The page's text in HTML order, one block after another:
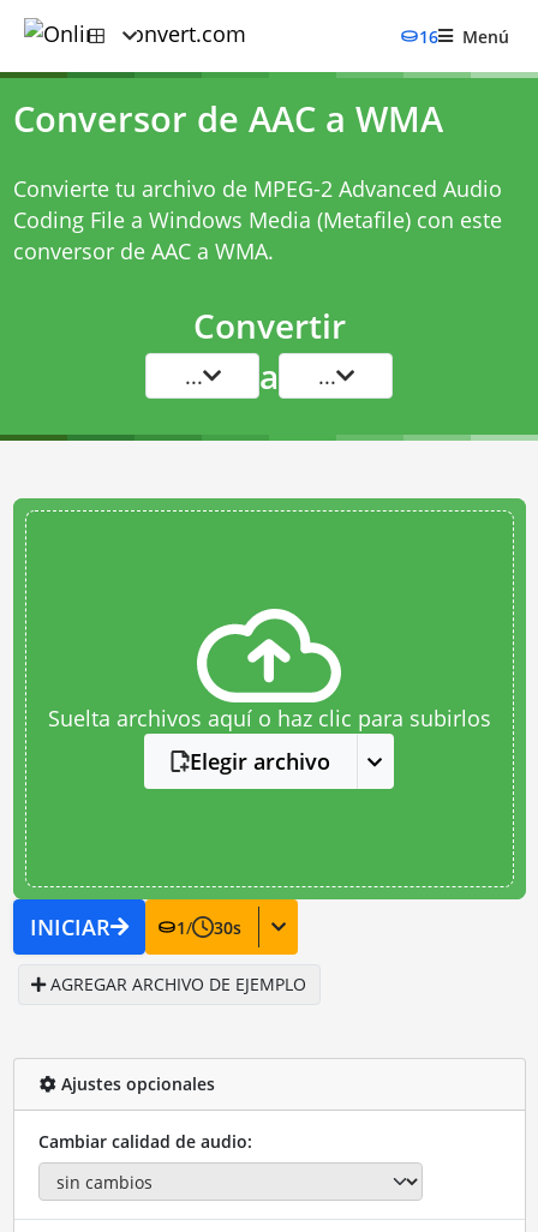
16 Menú
Conversor de AAC a WMA
Convierte tu archivo de MPEG-2 Advanced Audio
Coding File a Windows Media (Metafile) con este
conversor de AAC a WMA.
Convertir
... a ...
Suelta archivos aquí o haz clic para subirlos
Elegir archivo
INICIAR 1/ 30s
AGREGAR ARCHIVO DE EJEMPLO
Ajustes opcionales
Cambiar calidad de audio: